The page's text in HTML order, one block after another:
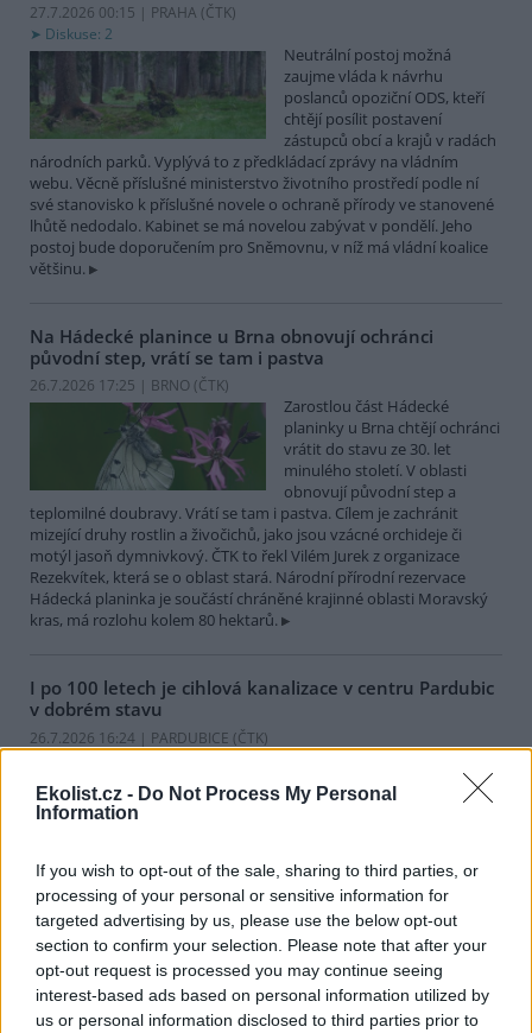
Ekolist.cz - Do Not Process My Personal
Information
If you wish to opt-out of the sale, sharing to third parties, or
processing of your personal or sensitive information for
targeted advertising by us, please use the below opt-out
section to confirm your selection. Please note that after your
opt-out request is processed you may continue seeing
interest-based ads based on personal information utilized by
us or personal information disclosed to third parties prior to
27.7.2026 00:15 | PRAHA (ČTK)
Diskuse: 2
Neutrální postoj možná
zaujme vláda k návrhu
poslanců opoziční ODS, kteří
chtějí posílit postavení
zástupců obcí a krajů v radách
národních parků. Vyplývá to z předkládací zprávy na vládním
webu. Věcně příslušné ministerstvo životního prostředí podle ní
své stanovisko k příslušné novele o ochraně přírody ve stanovené
lhůtě nedodalo. Kabinet se má novelou zabývat v pondělí. Jeho
postoj bude doporučením pro Sněmovnu, v níž má vládní koalice
většinu.
Na Hádecké planince u Brna obnovují ochránci
původní step, vrátí se tam i pastva
26.7.2026 17:25 | BRNO (ČTK)
Zarostlou část Hádecké
planinky u Brna chtějí ochránci
vrátit do stavu ze 30. let
minulého století. V oblasti
obnovují původní step a
teplomilné doubravy. Vrátí se tam i pastva. Cílem je zachránit
mizející druhy rostlin a živočichů, jako jsou vzácné orchideje či
motýl jasoň dymnivkový. ČTK to řekl Vilém Jurek z organizace
Rezekvítek, která se o oblast stará. Národní přírodní rezervace
Hádecká planinka je součástí chráněné krajinné oblasti Moravský
kras, má rozlohu kolem 80 hektarů.
I po 100 letech je cihlová kanalizace v centru Pardubic
v dobrém stavu
26.7.2026 16:24 | PARDUBICE (ČTK)
Historická cihlová kanalizace v
centru Pardubic je i po více než
vodáren k tomu přispívá
vejčitý profil stok, který zlepšuje jejich samočištění a umožňuje
odvádět víc vody při přívalových deštích. ČTK to řekl mistr provozu
pardubických vodáren Erik Jandera.
Organizace v Česku a Německu chtějí víc
spolupracovat při ochraně přírody